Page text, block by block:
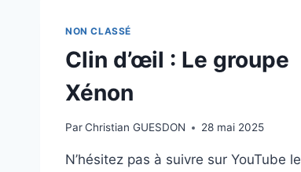
NON CLASSÉ
Clin d’œil : Le groupe
Xénon
ParChristian GUESDON 28 mai 2025
N’hésitez pas à suivre sur YouTube le